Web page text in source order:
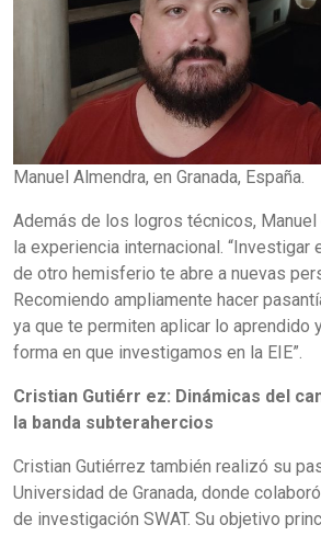
Manuel Almendra, en Granada, España.
Además de los logros técnicos,
la experiencia internacional. “Investigar
de otro hemisferio te abre a nuevas
Recomiendo ampliamente hacer
ya que te permiten aplicar lo aprendido
forma en que investigamos en la EIE”.
Cristian Gutiérr ez: Dinámicas del
la banda subterahercios
Cristian Gutiérrez también realizó su
Universidad de Granada, donde
de investigación SWAT. Su objetivo